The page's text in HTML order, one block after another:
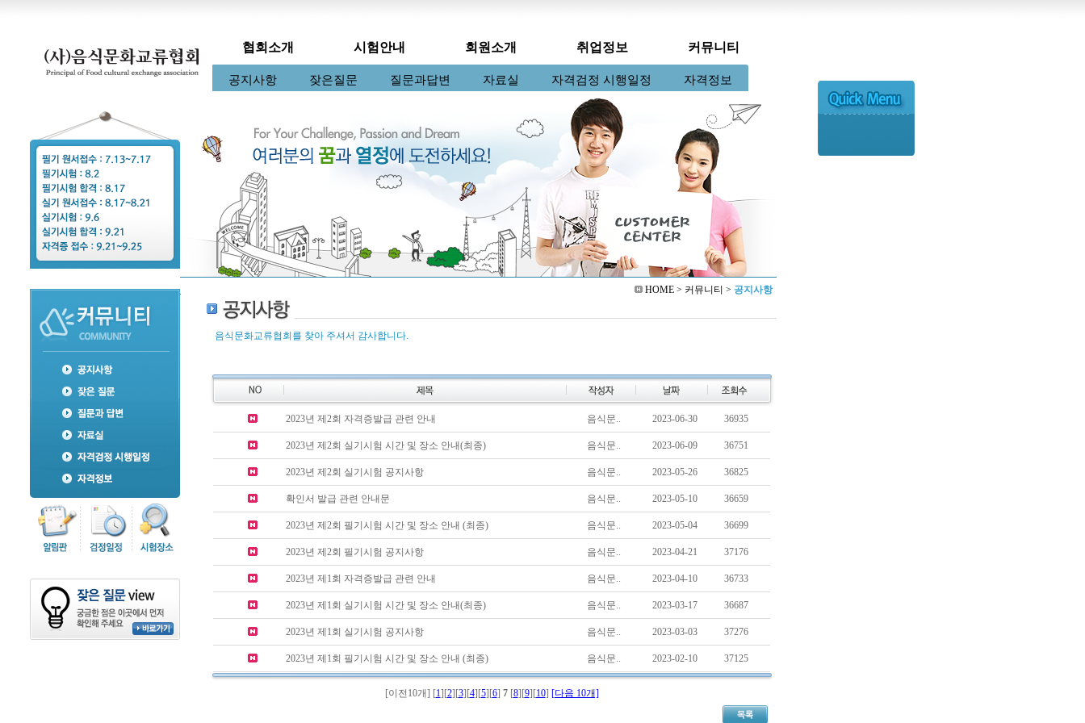
협회소개
인사말 조직도 오시는길
시험안내
케이크디자이너 초콜릿마스터 베이킹마스터 커피바리스타 알림판
회원소개
임원소개 협회소식
취업정보
구인정보 구직정보
커뮤니티
공지사항 잦은질문 질문과답변 자료실 자격검정 시행일정 자격정보
HOME > 커뮤니티 > 공지사항
음식문화교류협회를 찾아 주셔서 감사합니다.
2023년 제2회 자격증발급 관련 안내 음식문.. 2023-06-30 36935
2023년 제2회 실기시험 시간 및 장소 안내(최종) 음식문.. 2023-06-09 36751
2023년 제2회 실기시험 공지사항 음식문.. 2023-05-26 36825
확인서 발급 관련 안내문 음식문.. 2023-05-10 36659
2023년 제2회 필기시험 시간 및 장소 안내 (최종) 음식문.. 2023-05-04 36699
2023년 제2회 필기시험 공지사항 음식문.. 2023-04-21 37176
2023년 제1회 자격증발급 관련 안내 음식문.. 2023-04-10 36733
2023년 제1회 실기시험 시간 및 장소 안내(최종) 음식문.. 2023-03-17 36687
2023년 제1회 실기시험 공지사항 음식문.. 2023-03-03 37276
2023년 제1회 필기시험 시간 및 장소 안내 (최종) 음식문.. 2023-02-10 37125
[이전10개] [1][2][3][4][5][6] 7[8][9][10] [다음 10개]